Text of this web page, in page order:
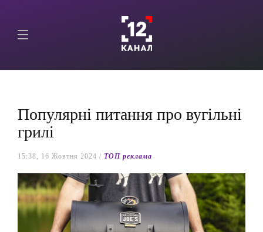
Популярні питання про вугільні
грилі
15:38, 16 Жовтня 2024 / ТОП реклама